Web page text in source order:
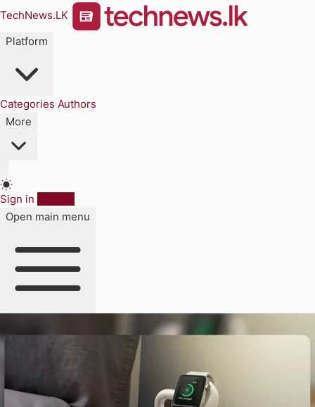
TechNews.LK
Platform
Categories Authors
More
Sign in
Open main menu